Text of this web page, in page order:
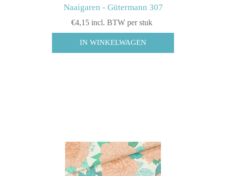
Naaigaren - Gütermann 307
€4,15 incl. BTW per stuk